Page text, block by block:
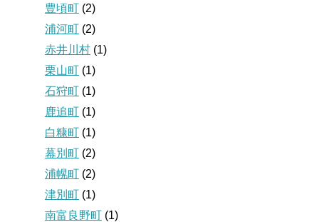
豊頃町 (2)
浦河町 (2)
赤井川村 (1)
栗山町 (1)
石狩町 (1)
鹿追町 (1)
白糠町 (1)
幕別町 (2)
浦幌町 (2)
津別町 (1)
南富良野町 (1)